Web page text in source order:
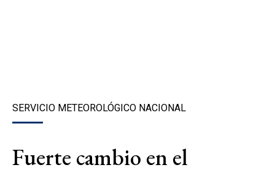
SERVICIO METEOROLÓGICO NACIONAL
Fuerte cambio en el